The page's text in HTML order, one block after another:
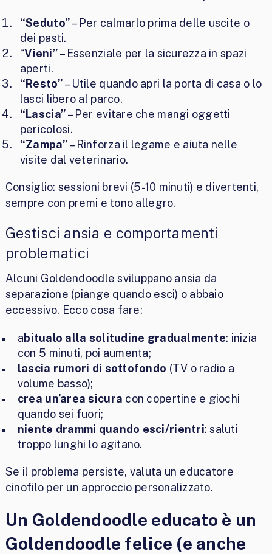
“Seduto”– Per calmarlo prima delle uscite o
dei pasti.
“Vieni”– Essenziale per la sicurezza in spazi
aperti.
“Resto”– Utile quando apri la porta di casa o lo
lasci libero al parco.
“Lascia”– Per evitare che mangi oggetti
pericolosi.
“Zampa”– Rinforza il legame e aiuta nelle
visite dal veterinario.
Consiglio: sessioni brevi (5-10 minuti) e divertenti,
sempre con premi e tono allegro.
Gestisci ansia e comportamenti
problematici
Alcuni Goldendoodle sviluppano ansia da
separazione (piange quando esci) o abbaio
eccessivo. Ecco cosa fare:
abitualo alla solitudine gradualmente: inizia
con 5 minuti, poi aumenta;
lascia rumori di sottofondo (TV o radio a
volume basso);
crea un’area sicura con copertine e giochi
quando sei fuori;
niente drammi quando esci/rientri: saluti
troppo lunghi lo agitano.
Se il problema persiste, valuta un educatore
cinofilo per un approccio personalizzato.
Un Goldendoodle educato è un
Goldendoodle felice (e anche